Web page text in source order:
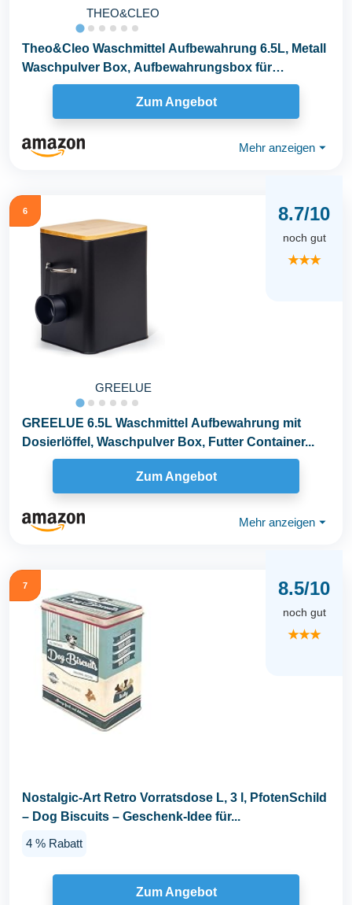
THEO&CLEO
Theo&Cleo Waschmittel Aufbewahrung 6.5L, Metall
Waschpulver Box, Aufbewahrungsbox für
Hundefutter...
Zum Angebot
Mehr anzeigen ⏷
6
GREELUE
8.7/10
noch gut
★★★
GREELUE 6.5L Waschmittel Aufbewahrung mit
Dosierlöffel, Waschpulver Box, Futter Container...
Zum Angebot
Mehr anzeigen ⏷
7 8.5/10
noch gut
★★★
Nostalgic-Art Retro Vorratsdose L, 3 l, PfotenSchild
– Dog Biscuits – Geschenk-Idee für...
4 % Rabatt
Zum Angebot